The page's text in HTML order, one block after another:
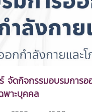
across
to Action:
extend our
13 contestants
your inspiring
speeches. Our
judges,
everyone who
จัดกิจกรรมอบรมการอ
พาะบุคคล